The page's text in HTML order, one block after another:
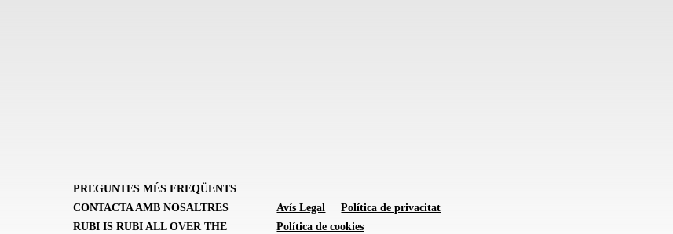
PREGUNTES MÉS FREQÜENTS
CONTACTA AMB NOSALTRES
RUBI IS RUBI ALL OVER THE
Avís Legal
Política de privacitat
Política de cookies